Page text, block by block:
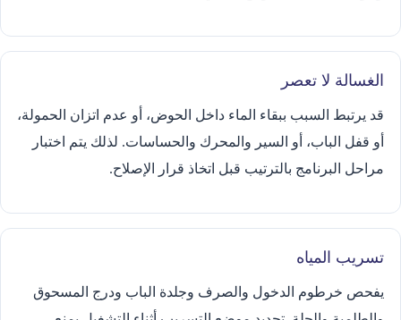
الغسالة لا تعصر
قد يرتبط السبب ببقاء الماء داخل الحوض، أو عدم اتزان الحمولة،
أو قفل الباب، أو السير والمحرك والحساسات. لذلك يتم اختبار
مراحل البرنامج بالترتيب قبل اتخاذ قرار الإصلاح.
تسريب المياه
يفحص خرطوم الدخول والصرف وجلدة الباب ودرج المسحوق